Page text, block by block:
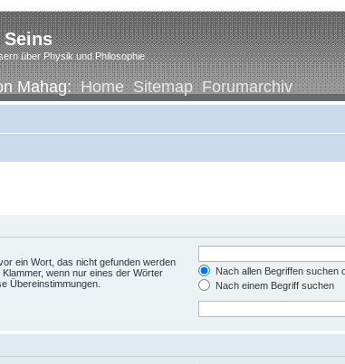
Seins
über Physik und Philosophie
Mahag:Home Sitemap Forumarchiv
ein Wort, das nicht gefunden werden
Klammer, wenn nur eines der Wörter
Übereinstimmungen.
Nach allen Begriffen suchen
Nach einem Begriff suchen